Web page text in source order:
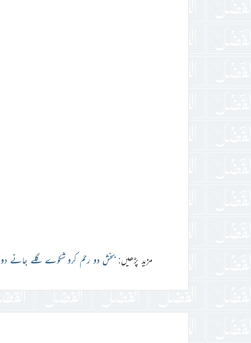
مزید پڑھیں:بخش دو رحم کرو شکوے گلے جانے دو